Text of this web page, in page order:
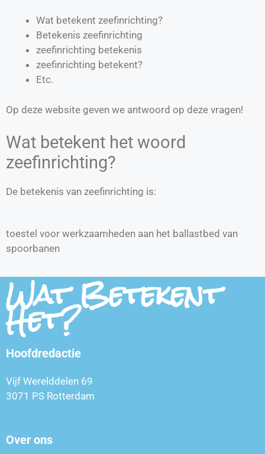
Wat betekent zeefinrichting?
Betekenis zeefinrichting
zeefinrichting betekenis
zeefinrichting betekent?
Etc.
Op deze website geven we antwoord op deze vragen!
Wat betekent het woord
zeefinrichting?
De betekenis van zeefinrichting is:
toestel voor werkzaamheden aan het ballastbed van
spoorbanen
Wat Betekent
Het?
Hoofdredactie
Vijf Werelddelen 69
3071 PS Rotterdam
Over ons